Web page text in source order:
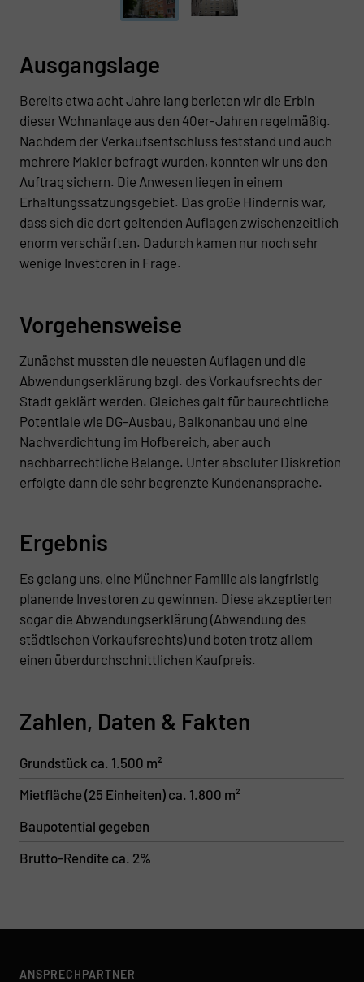
Ausgangslage
Bereits etwa acht Jahre lang berieten wir die Erbin
dieser Wohnanlage aus den 40er-Jahren regelmäßig.
Nachdem der Verkaufsentschluss feststand und auch
mehrere Makler befragt wurden, konnten wir uns den
Auftrag sichern. Die Anwesen liegen in einem
Erhaltungssatzungsgebiet. Das große Hindernis war,
dass sich die dort geltenden Auflagen zwischenzeitlich
enorm verschärften. Dadurch kamen nur noch sehr
wenige Investoren in Frage.
Vorgehensweise
Zunächst mussten die neuesten Auflagen und die
Abwendungserklärung bzgl. des Vorkaufsrechts der
Stadt geklärt werden. Gleiches galt für baurechtliche
Potentiale wie DG-Ausbau, Balkonanbau und eine
Nachverdichtung im Hofbereich, aber auch
nachbarrechtliche Belange. Unter absoluter Diskretion
erfolgte dann die sehr begrenzte Kundenansprache.
Ergebnis
Es gelang uns, eine Münchner Familie als langfristig
planende Investoren zu gewinnen. Diese akzeptierten
sogar die Abwendungserklärung (Abwendung des
städtischen Vorkaufsrechts) und boten trotz allem
einen überdurchschnittlichen Kaufpreis.
Zahlen, Daten & Fakten
Grundstück ca. 1.500 m²
Mietfläche (25 Einheiten) ca. 1.800 m²
Baupotential gegeben
Brutto-Rendite ca. 2%
ANSPRECHPARTNER